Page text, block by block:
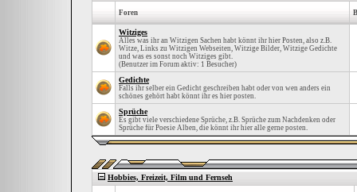
Foren
Witziges
Alles was ihr an Witzigen Sachen habt könnt ihr hier Posten, also z.B.
Witze, Links zu Witzigen Webseiten, Witzige Bilder, Witzige Gedichte
und was es sonst noch Witziges gibt.
(Benutzer im Forum aktiv: 1 Besucher)
Gedichte
Falls ihr selber ein Gedicht geschreiben habt oder von wen anders ein
schönes gehört habt könnt ihr es hier posten.
Sprüche
Es gibt viele verschiedene Sprüche, z.B. Sprüche zum Nachdenken oder
Sprüche für Poesie Alben, die könnt ihr hier alle gerne posten.
Hobbies, Freizeit, Film und Fernseh